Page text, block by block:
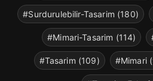
#Surdurulebilir-Tasarim (180)
#Mimari-Tasarim (114)
#Tasarim (109) #Mimari